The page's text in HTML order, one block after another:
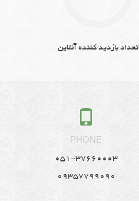
تعداد بازدید کننده آنلاین
PHONE
051-37660003
09357799090